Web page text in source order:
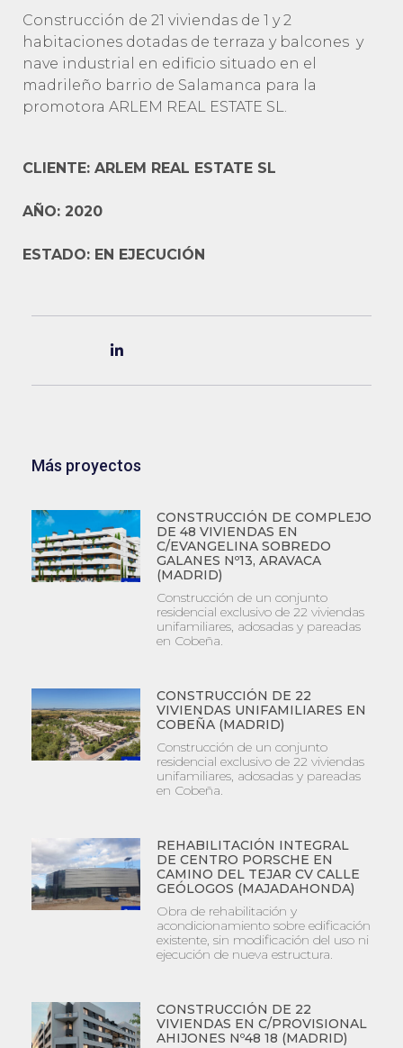
Construcción de 21 viviendas de 1 y 2
habitaciones dotadas de terraza y balcones y
nave industrial en edificio situado en el
madrileño barrio de Salamanca para la
promotora ARLEM REAL ESTATE SL.
CLIENTE: ARLEM REAL ESTATE SL
AÑO: 2020
ESTADO: EN EJECUCIÓN
Más proyectos
CONSTRUCCIÓN DE COMPLEJO
DE 48 VIVIENDAS EN
C/EVANGELINA SOBREDO
GALANES Nº13, ARAVACA
(MADRID)
Construcción de un conjunto
residencial exclusivo de 22 viviendas
unifamiliares, adosadas y pareadas
en Cobeña.
CONSTRUCCIÓN DE 22
VIVIENDAS UNIFAMILIARES EN
COBEÑA (MADRID)
Construcción de un conjunto
residencial exclusivo de 22 viviendas
unifamiliares, adosadas y pareadas
en Cobeña.
REHABILITACIÓN INTEGRAL
DE CENTRO PORSCHE EN
CAMINO DEL TEJAR CV CALLE
GEÓLOGOS (MAJADAHONDA)
Obra de rehabilitación y
acondicionamiento sobre edificación
existente, sin modificación del uso ni
ejecución de nueva estructura.
CONSTRUCCIÓN DE 22
VIVIENDAS EN C/PROVISIONAL
AHIJONES Nº48 18 (MADRID)